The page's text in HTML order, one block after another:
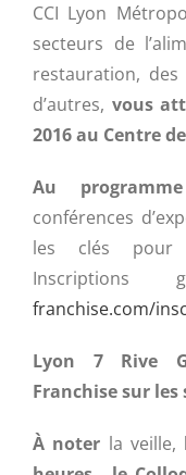
CCI Lyon
secteurs de
restauration,
d’autres, vous
2016 au Centre
Au
conférences
les clés pour
franchise.com/
Lyon 7 Rive
Franchise sur les
À noter la veille,